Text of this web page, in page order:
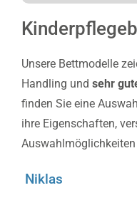
Unsere Bettmodelle
Handling und sehr
finden Sie eine
ihre Eigenschaften,
Niklas